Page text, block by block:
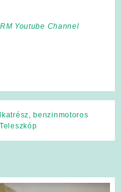
RM Youtube Channel
, benzinmotoros
Teleszkóp